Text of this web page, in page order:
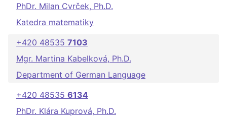
PhDr. Milan Cvrček, Ph.D.
Katedra matematiky
+420 48535 7103
Mgr. Martina Kabelková, Ph.D.
Department of German Language
+420 48535 6134
PhDr. Klára Kuprová, Ph.D.